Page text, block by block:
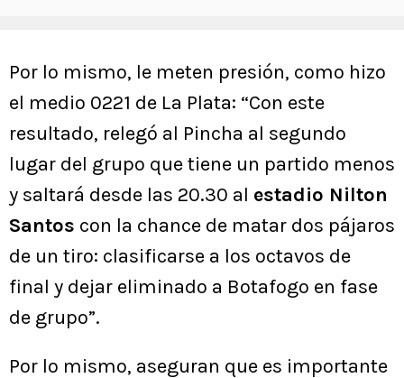
Por lo mismo, le meten presión, como hizo
el medio 0221 de La Plata: “Con este
resultado, relegó al Pincha al segundo
lugar del grupo que tiene un partido menos
y saltará desde las 20.30 al estadio Nilton
Santos con la chance de matar dos pájaros
de un tiro: clasificarse a los octavos de
final y dejar eliminado a Botafogo en fase
de grupo”.
Por lo mismo, aseguran que es importante